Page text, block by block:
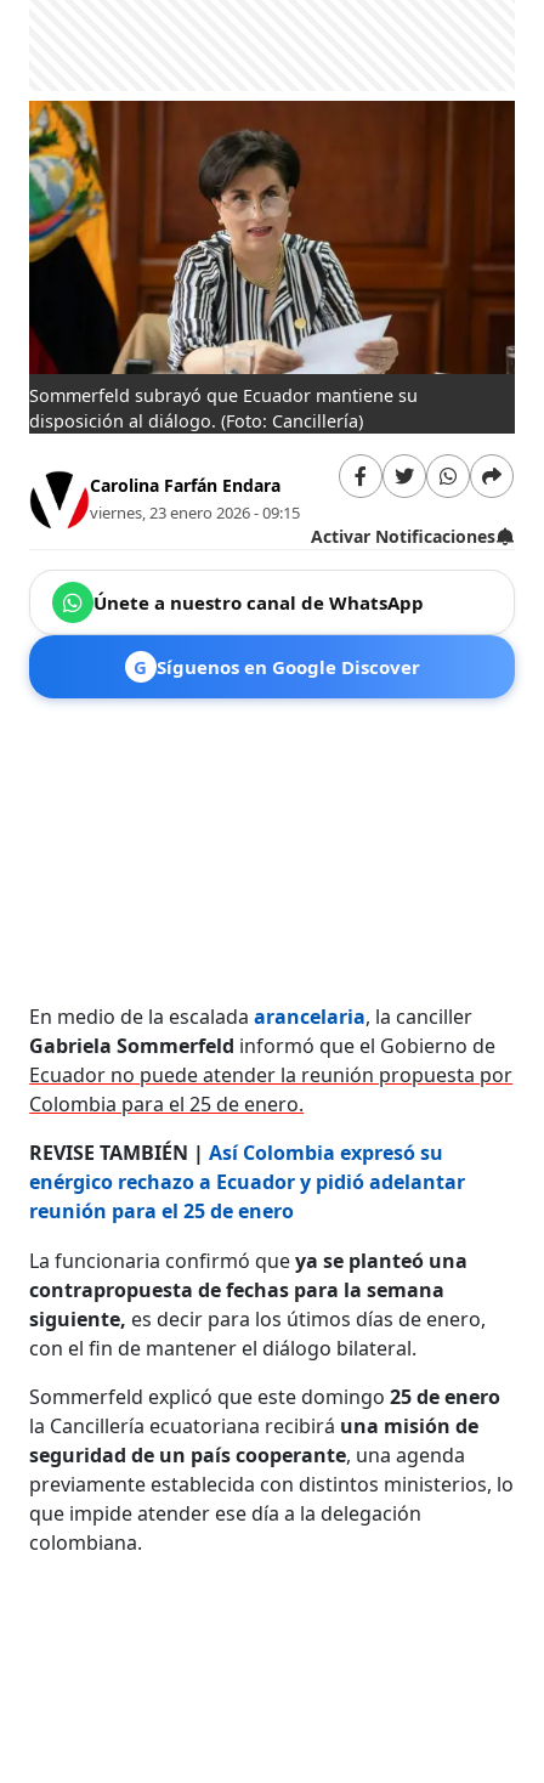
Sommerfeld subrayó que Ecuador mantiene su
disposición al diálogo. (Foto: Cancillería)
Carolina Farfán Endara
viernes, 23 enero 2026 - 09:15
Activar Notificaciones
Únete a nuestro canal de WhatsApp
G Síguenos en Google Discover
En medio de la escaladaarancelaria, la canciller
Gabriela Sommerfeld informó que el Gobierno de
Ecuador no puede atender la reunión propuesta por
Colombia para el 25 de enero.
REVISE TAMBIÉN |Así Colombia expresó su
enérgico rechazo a Ecuador y pidió adelantar
reunión para el 25 de enero
La funcionaria confirmó queya se planteó una
contrapropuesta de fechas para la semana
siguiente, es decir para los útimos días de enero,
con el fin de mantener el diálogo bilateral.
Sommerfeld explicó que este domingo25 de enero
la Cancillería ecuatoriana recibirá una misión de
seguridad de un país cooperante, una agenda
previamente establecida con distintos ministerios, lo
que impide atender ese día a la delegación
colombiana.